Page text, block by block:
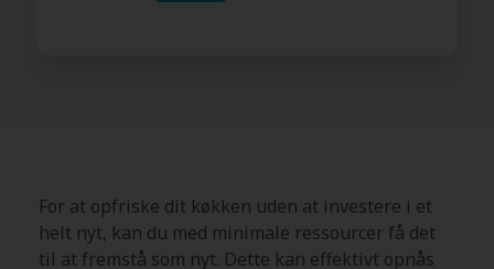
For at opfriske dit køkken uden at investere i et
helt nyt, kan du med minimale ressourcer få det
til at fremstå som nyt. Dette kan effektivt opnås